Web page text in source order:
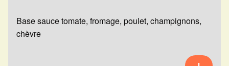
Base sauce tomate, fromage, poulet, champignons,
chèvre